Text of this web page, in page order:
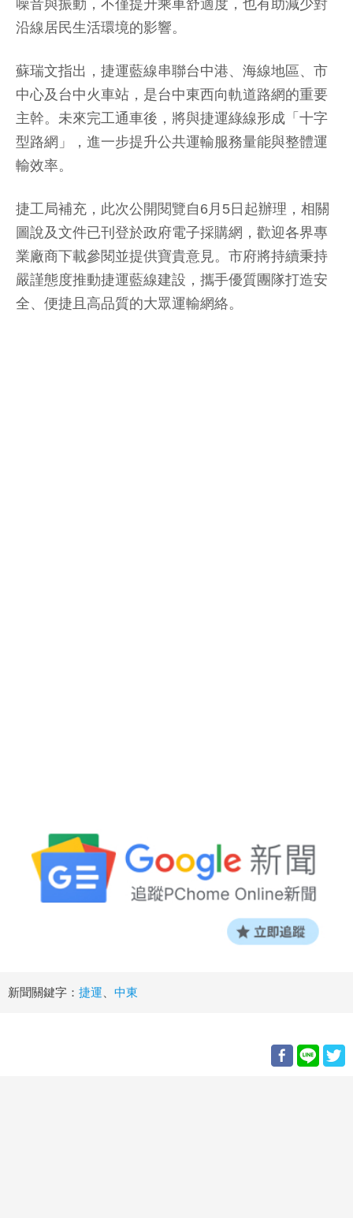
噪音與振動，不僅提升乘車舒適度，也有助減少對
沿線居民生活環境的影響。
蘇瑞文指出，捷運藍線串聯台中港、海線地區、市
中心及台中火車站，是台中東西向軌道路網的重要
主幹。未來完工通車後，將與捷運綠線形成「十字
型路網」，進一步提升公共運輸服務量能與整體運
輸效率。
捷工局補充，此次公開閱覽自6月5日起辦理，相關
圖說及文件已刊登於政府電子採購網，歡迎各界專
業廠商下載參閱並提供寶貴意見。市府將持續秉持
嚴謹態度推動捷運藍線建設，攜手優質團隊打造安
全、便捷且高品質的大眾運輸網絡。
新聞關鍵字： 捷運、 中東